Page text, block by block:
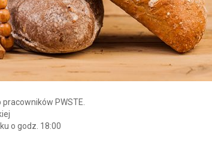
PWSTE.
o godz. 18:00